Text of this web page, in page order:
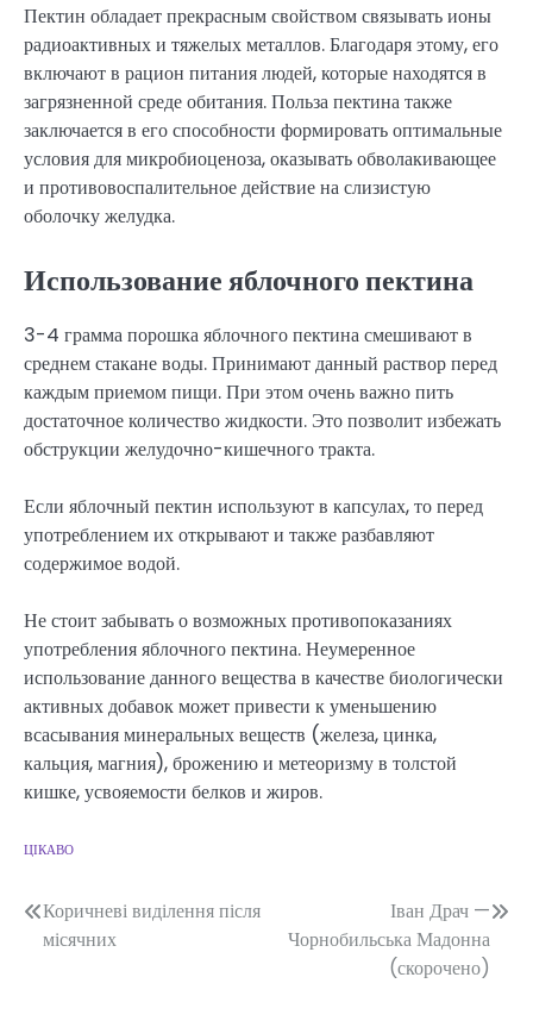
Пектин обладает прекрасным свойством связывать ионы
радиоактивных и тяжелых металлов. Благодаря этому, его
включают в рацион питания людей, которые находятся в
загрязненной среде обитания. Польза пектина также
заключается в его способности формировать оптимальные
условия для микробиоценоза, оказывать обволакивающее
и противовоспалительное действие на слизистую
оболочку желудка.
Использование яблочного пектина
3-4 грамма порошка яблочного пектина смешивают в
среднем стакане воды. Принимают данный раствор перед
каждым приемом пищи. При этом очень важно пить
достаточное количество жидкости. Это позволит избежать
обструкции желудочно-кишечного тракта.
Если яблочный пектин используют в капсулах, то перед
употреблением их открывают и также разбавляют
содержимое водой.
Не стоит забывать о возможных противопоказаниях
употребления яблочного пектина. Неумеренное
использование данного вещества в качестве биологически
активных добавок может привести к уменьшению
всасывания минеральных веществ (железа, цинка,
кальция, магния), брожению и метеоризму в толстой
кишке, усвояемости белков и жиров.
ЦІКАВО
Навігація
Коричневі виділення після
місячних
Іван Драч —
Чорнобильська Мадонна
(скорочено)